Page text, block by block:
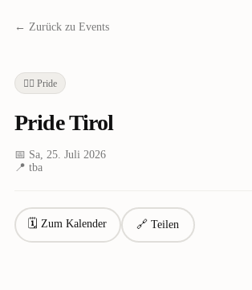
← Zurück zu Events
🏳️‍🌈 Pride
Pride Tirol
📅 Sa, 25. Juli 2026
📍 tba
🗓 Zum Kalender 🔗 Teilen